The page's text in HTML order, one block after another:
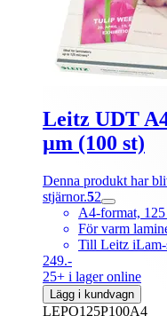
Leitz UDT
µm (100 st)
Denna produkt har
stjärnor.52
A4-format,
För varm
Till Leitz iLam-
249.-
25+ i lager online
Lägg i kundvagn
LEPO125P100A4